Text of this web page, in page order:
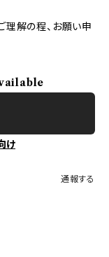
理解の程、お願い申
け
通報する